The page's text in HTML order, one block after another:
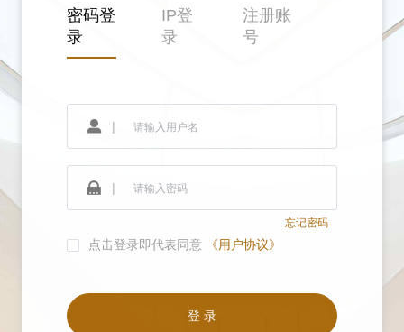
密码登
录
IP登
录
注册账
号
|
|
忘记密码
点击登录即代表同意 《用户协议》
登录